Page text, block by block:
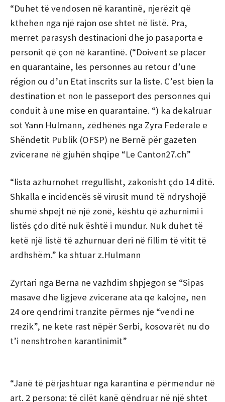
“Duhet të vendosen në karantinë, njerëzit që
kthehen nga një rajon ose shtet në listë. Pra,
merret parasysh destinacioni dhe jo pasaporta e
personit që çon në karantinë. (“Doivent se placer
en quarantaine, les personnes au retour d’une
région ou d’un Etat inscrits sur la liste. C’est bien la
destination et non le passeport des personnes qui
conduit à une mise en quarantaine. “) ka dekalruar
sot Yann Hulmann, zëdhënës nga Zyra Federale e
Shëndetit Publik (OFSP) ne Bernë për gazeten
zvicerane në gjuhën shqipe “Le Canton27.ch”
“lista azhurnohet rregullisht, zakonisht çdo 14 ditë.
Shkalla e incidencës së virusit mund të ndryshojë
shumë shpejt në një zonë, kështu që azhurnimi i
listës çdo ditë nuk është i mundur. Nuk duhet të
ketë një listë të azhurnuar deri në fillim të vitit të
ardhshëm.” ka shtuar z.Hulmann
Zyrtari nga Berna ne vazhdim shpjegon se “Sipas
masave dhe ligjeve zvicerane ata qe kalojne, nen
24 ore qendrimi tranzite përmes nje “vendi ne
rrezik”, ne kete rast nëpër Serbi, kosovarët nu do
t’i nenshtrohen karantinimit”
“Janë të përjashtuar nga karantina e përmendur në
art. 2 persona: të cilët kanë qëndruar në një shtet